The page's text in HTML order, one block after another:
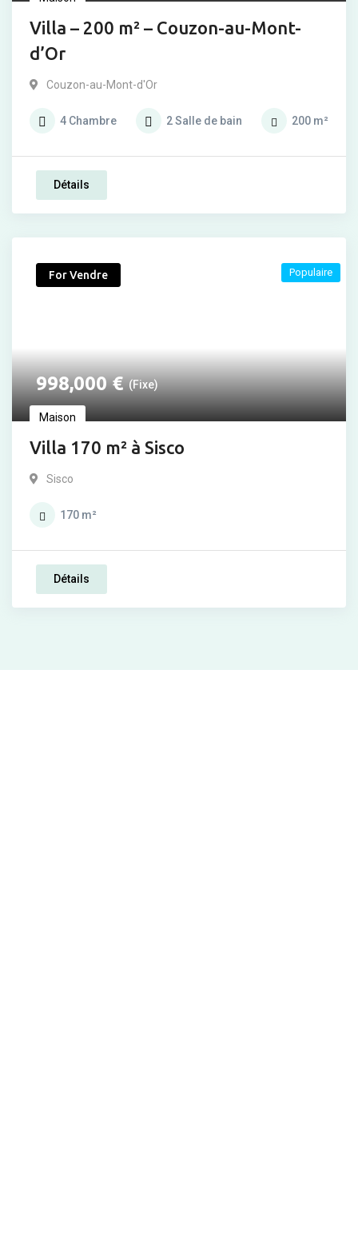
Villa – 200 m² – Couzon-au-Mont-
d’Or
Couzon-au-Mont-d'Or
4 Chambre 2Salle de bain 200 m²
Détails
For Vendre
998,000€ (Fixe)
Maison
Villa 170 m² à Sisco
Populaire
Sisco
170 m²
Détails